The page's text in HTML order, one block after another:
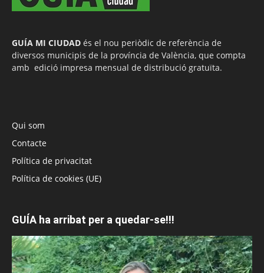
GUÍA MI CIUDAD és el nou periòdic de referència de
diversos municipis de la província de València, que compta
amb edició impresa mensual de distribució gratuïta.
Qui som
Contacte
Política de privacitat
Política de cookies (UE)
GUÍA ha arribat per a quedar-se!!!
Reproductor
de
vídeo